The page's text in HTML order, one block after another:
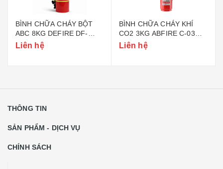
BÌNH CHỮA CHÁY BỘT
ABC 8KG DEFIRE DF-
ABC8 (BỘ CÔNG AN)
Liên hệ
BÌNH CHỮA CHÁY KHÍ
CO2 3KG ABFIRE C-03
(TEM BỘ CÔNG AN)
Liên hệ
THÔNG TIN
SẢN PHẨM - DỊCH VỤ
CHÍNH SÁCH